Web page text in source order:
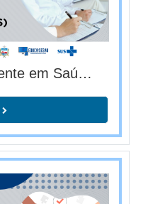
Educação Permanente em Saúde: conceitos, fundamentos e aplicabilidade - EPS (T03/2026)